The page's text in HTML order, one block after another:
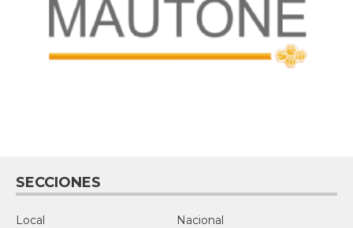
SECCIONES
Local
Nacional